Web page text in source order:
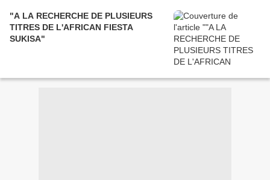
"A LA RECHERCHE DE PLUSIEURS
TITRES DE L'AFRICAN FIESTA
SUKISA"